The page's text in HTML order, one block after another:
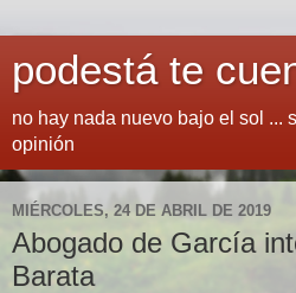
podestá te
no hay nada nuevo bajo el sol ...
opinión
MIÉRCOLES, 24 DE ABRIL DE 2019
Abogado de García
Barata